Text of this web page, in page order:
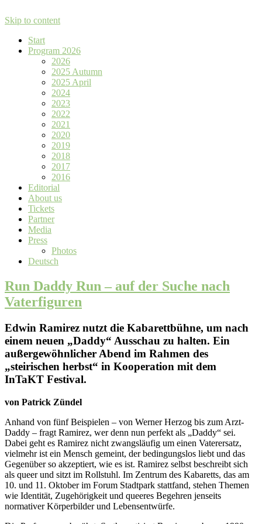
Skip to content
Start
Program 2026
2026
2025 Autumn
2025 April
2024
2023
2022
2021
2020
2019
2018
2017
2016
Editorial
About us
Tickets
Partner
Media
Press
Photos
Deutsch
Run Daddy Run – auf der Suche nach
Vaterfiguren
Edwin Ramirez nutzt die Kabarettbühne, um nach
einem neuen „Daddy“ Ausschau zu halten. Ein
außergewöhnlicher Abend im Rahmen des
„steirischen herbst“ in Kooperation mit dem
InTaKT Festival.
von Patrick Zündel
Anhand von fünf Beispielen – von Werner Herzog bis zum Arzt-
Daddy – fragt Ramirez, wer denn nun perfekt als „Daddy“ sei.
Dabei geht es Ramirez nicht zwangsläufig um einen Vaterersatz,
vielmehr ist ein Mensch gemeint, der bedingungslos liebt und das
Gegenüber so akzeptiert, wie es ist. Ramirez selbst beschreibt sich
als queer und sitzt im Rollstuhl. Im Zentrum des Kabaretts, das am
10. und 11. Oktober im Forum Stadtpark stattfand, stehen Themen
wie Identität, Zugehörigkeit und queeres Begehren jenseits
normativer Körperbilder und Lebensentwürfe.